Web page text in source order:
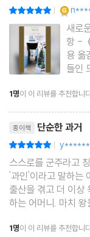
|
새로
항 - 《단순한 과거》 드리스 슈라이비 지음 | 정지
용 옮김
들인
다.
까. 만
면,
1명이 이 리뷰를 추천합니
종이책 단순한 과거
|
스스로를 군주라고
'과인'이라고 말하는
출산을 겪고 더 이상
하는 어머니. 마치
부당함에 침묵으로
부르는 가장에 대한
1명이 이 리뷰를 추천합니